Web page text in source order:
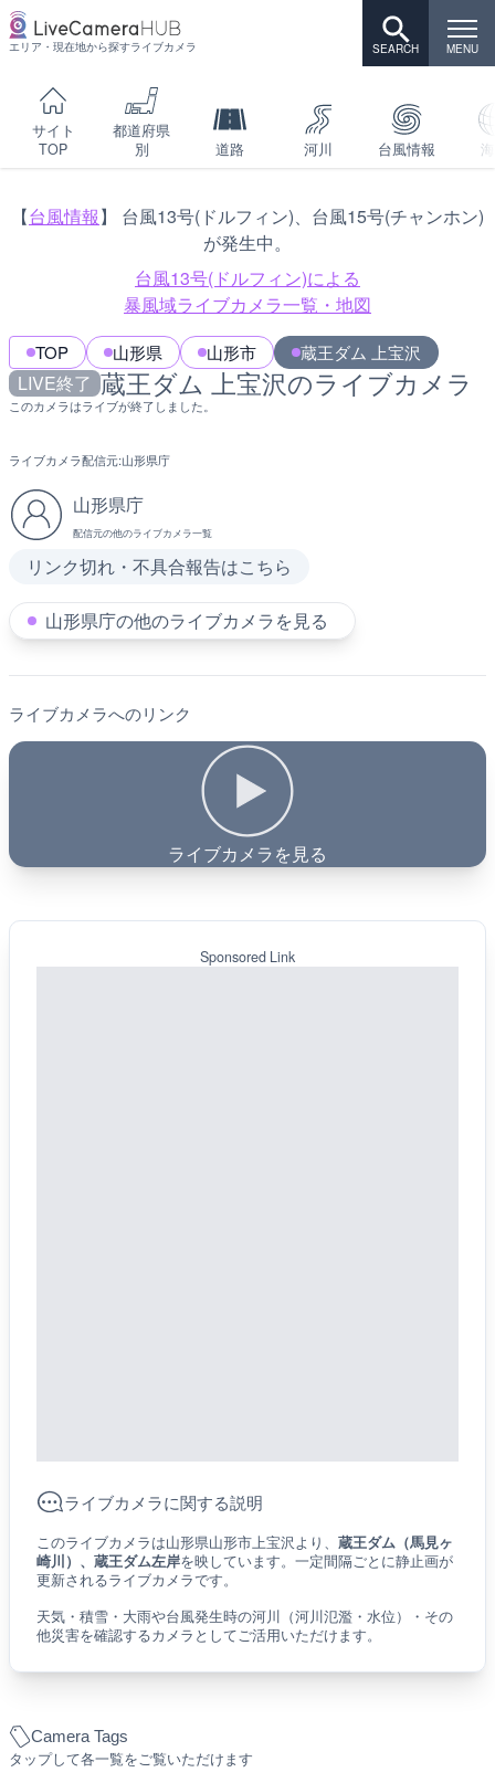
エリア・現在地から探すライブカメラ
サイト
TOP
都道府県
別
道路 河川 台風情報
【台風情報】 台風13号(ドルフィン)、台風15号(チャンホン)
が発生中。
台風13号(ドルフィン)による
暴風域ライブカメラ一覧・地図
TOP 山形県 山形市 蔵王ダム 上宝沢
LIVE終了 蔵王ダム 上宝沢のライブカメラ
このカメラはライブが終了しました。
ライブカメラ配信元:山形県庁
山形県庁
配信元の他のライブカメラ一覧
リンク切れ・不具合報告はこちら
山形県庁の他のライブカメラを見る
ライブカメラへのリンク
ライブカメラを見る
Camera Tags
タップして各一覧をご覧いただけます
Sponsored Link
ライブカメラに関する説明
このライブカメラは山形県山形市上宝沢より、 蔵王ダム（馬見ヶ
崎川）、蔵王ダム左岸を映しています。一定間隔ごとに静止画が
更新されるライブカメラです。
天気・積雪・大雨や台風発生時の河川（河川氾濫・水位）・その
他災害を確認するカメラとしてご活用いただけます。